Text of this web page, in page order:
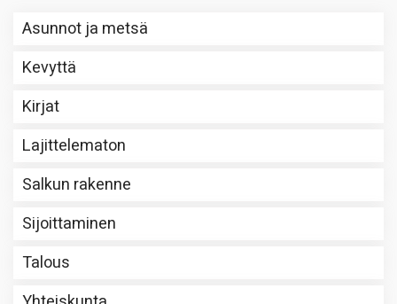
Asunnot ja metsä
Kevyttä
Kirjat
Lajittelematon
Salkun rakenne
Sijoittaminen
Talous